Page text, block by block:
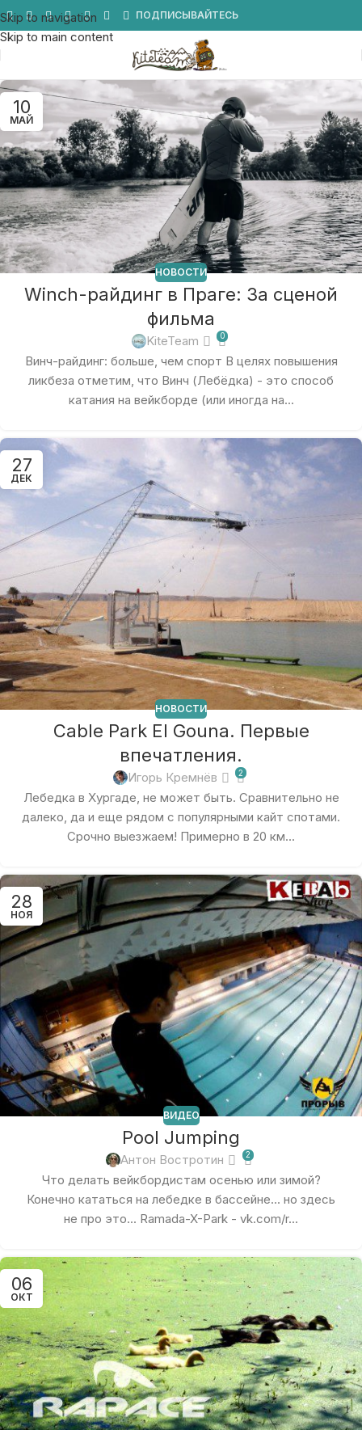
Skip to navigation
Skip to main content
ПОДПИСЫВАЙТЕСЬ
10
МАЙ
НОВОСТИ
Winch-райдинг в Праге: За сценой
фильма
KiteTeam 0
Винч-райдинг: больше, чем спорт В целях повышения
ликбеза отметим, что Винч (Лебёдка) - это способ
катания на вейкборде (или иногда на...
27
ДЕК
НОВОСТИ
Cable Park El Gouna. Первые
впечатления.
Игорь Кремнёв 2
Лебедка в Хургаде, не может быть. Сравнительно не
далеко, да и еще рядом с популярными кайт спотами.
Срочно выезжаем! Примерно в 20 км...
28
НОЯ
ВИДЕО
Pool Jumping
Антон Востротин 2
Что делать вейкбордистам осенью или зимой?
Конечно кататься на лебедке в бассейне... но здесь
не про это... Ramada-X-Park - vk.com/r...
06
ОКТ